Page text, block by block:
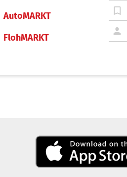
AutoMARKT
FlohMARKT